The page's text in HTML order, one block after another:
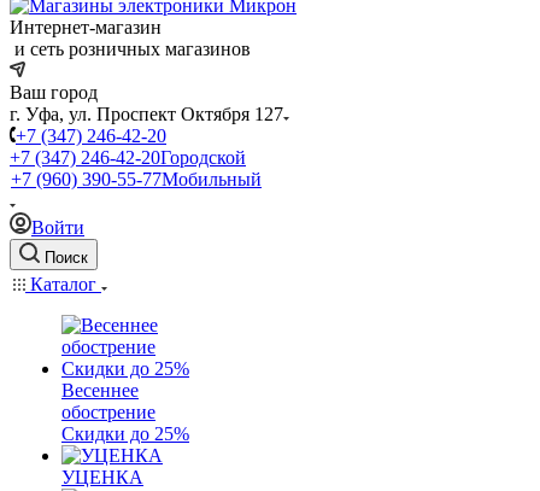
Интернет-магазин
и сеть розничных магазинов
Ваш город
г. Уфа, ул. Проспект Октября 127
+7 (347) 246-42-20
+7 (347) 246-42-20Городской
+7 (960) 390-55-77Мобильный
Войти
Поиск
Каталог
Весеннее
обострение
Скидки до 25%
УЦЕНКА